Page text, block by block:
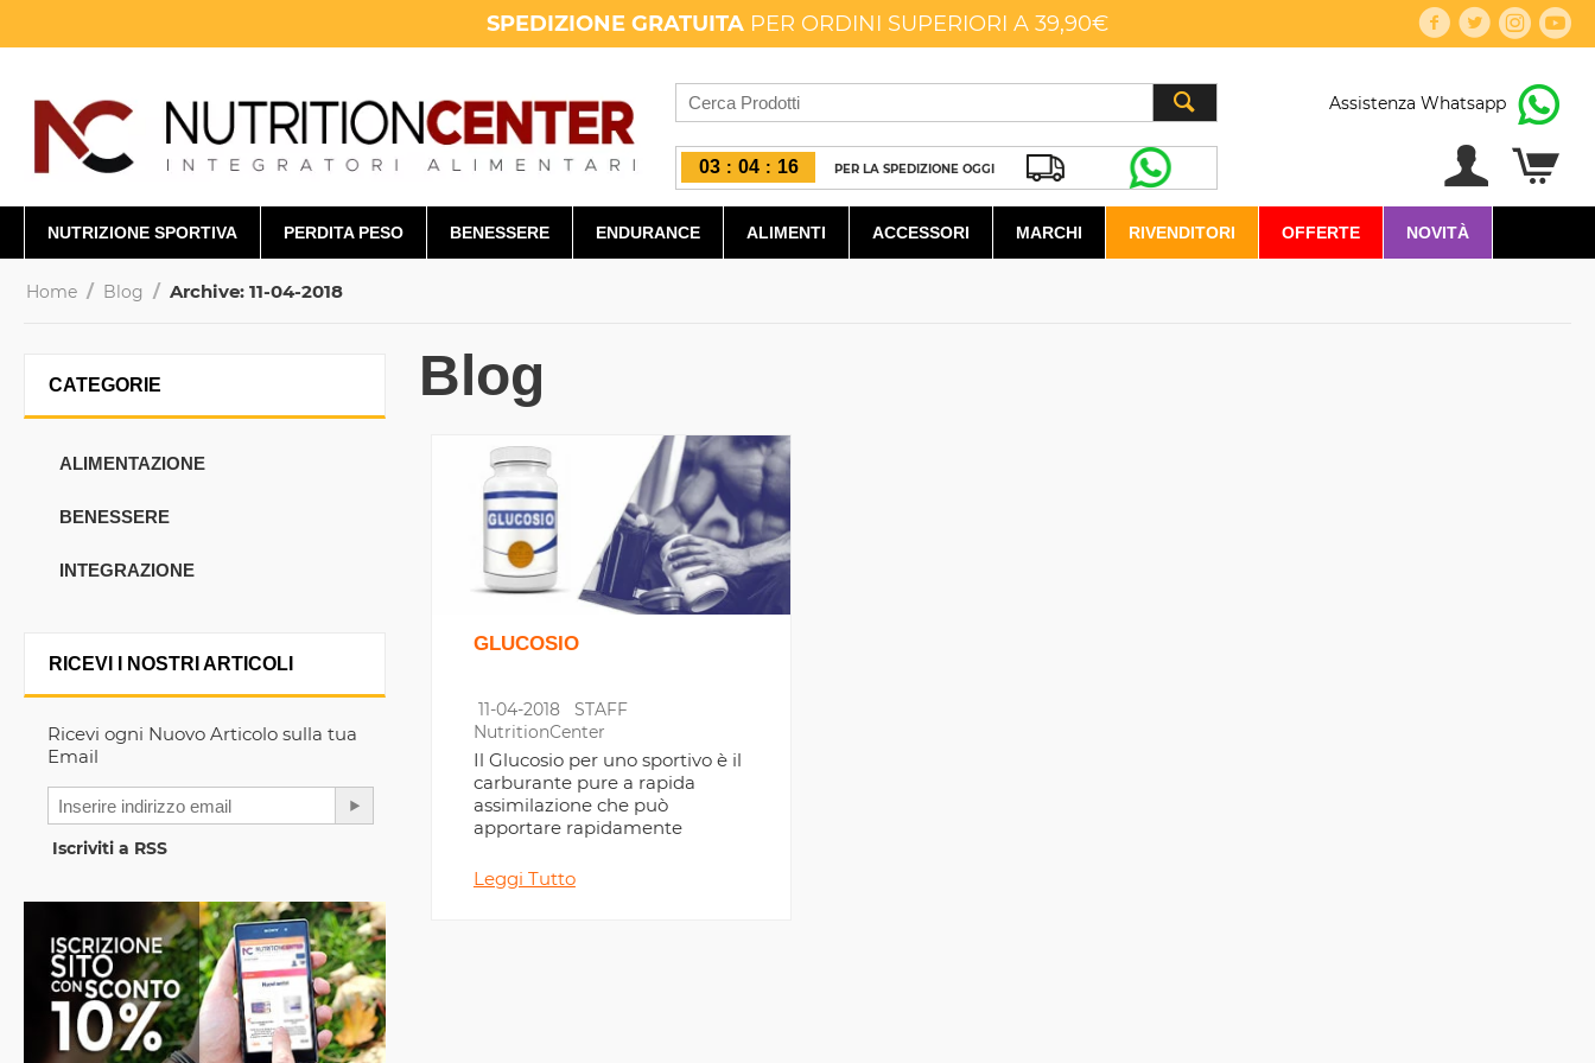
SPEDIZIONE GRATUITA PER ORDINI SUPERIORI A 39,90€
03 : 04 : 15 PER LA SPEDIZIONE OGGI
Assistenza Whatsapp
NUTRIZIONE SPORTIVA PERDITA PESO BENESSERE ENDURANCE ALIMENTI ACCESSORI MARCHI RIVENDITORI OFFERTE NOVITÀ
Home / Blog / Archive: 11-04-2018
CATEGORIE
ALIMENTAZIONE
BENESSERE
INTEGRAZIONE
RICEVI I NOSTRI ARTICOLI
Ricevi ogni Nuovo Articolo sulla tua
Email
Iscriviti a RSS
Blog
GLUCOSIO
11-04-2018
STAFF
NutritionCenter
Il Glucosio per uno sportivo è il
carburante pure a rapida
assimilazione che può
apportare rapidamente
approfondiamone
l'argomento.
Leggi Tutto